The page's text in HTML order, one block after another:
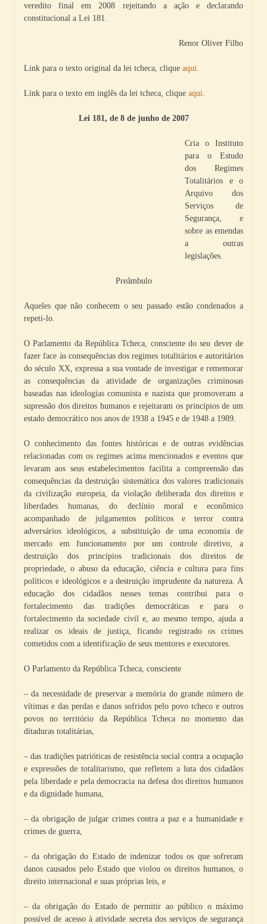
veredito final em 2008 rejeitando a ação e declarando
constitucional a Lei 181.
Renor Oliver Filho
Link para o texto original da lei tcheca, clique aqui
Link para o texto em inglês da lei tcheca, clique aqui
Lei 181, de 8 de junho de 2007
Cria o Instituto
para o Estudo
dos Regimes
Totalitários e o
Arquivo dos
Serviços de
Segurança, e
sobre as emendas
a outras
legislações.
Preâmbulo
Aqueles que não conhecem o seu passado estão condenados a
repeti-lo.
O Parlamento da República Tcheca, consciente do seu dever de
fazer face às consequências dos regimes totalitários e autoritários
do século XX, expressa a sua vontade de investigar e rememorar
as consequências da atividade de organizações criminosas
baseadas nas ideologias comunista e nazista que promoveram a
supressão dos direitos humanos e rejeitaram os princípios de um
estado democrático nos anos de 1938 a 1945 e de 1948 a 1989.
O conhecimento das fontes históricas e de outras evidências
relacionadas com os regimes acima mencionados e eventos que
levaram aos seus estabelecimentos facilita a compreensão das
consequências da destruição sistemática dos valores tradicionais
da civilização europeia, da violação deliberada dos direitos e
liberdades humanas, do declínio moral e econômico
acompanhado de julgamentos políticos e terror contra
adversários ideológicos, a substituição de uma economia de
mercado em funcionamento por um controle diretivo, a
destruição dos princípios tradicionais dos direitos de
propriedade, o abuso da educação, ciência e cultura para fins
políticos e ideológicos e a destruição imprudente da natureza. A
educação dos cidadãos nesses temas contribui para o
fortalecimento das tradições democráticas e para o
fortalecimento da sociedade civil e, ao mesmo tempo, ajuda a
realizar os ideais de justiça, ficando registrado os crimes
cometidos com a identificação de seus mentores e executores.
O Parlamento da República Tcheca, consciente
– da necessidade de preservar a memória do grande número de
vítimas e das perdas e danos sofridos pelo povo tcheco e outros
povos no território da República Tcheca no momento das
ditaduras totalitárias,
– das tradições patrióticas de resistência social contra a ocupação
e expressões de totalitarismo, que refletem a luta dos cidadãos
pela liberdade e pela democracia na defesa dos direitos humanos
e da dignidade humana,
– da obrigação de julgar crimes contra a paz e a humanidade e
crimes de guerra,
– da obrigação do Estado de indenizar todos os que sofreram
danos causados pelo Estado que violou os direitos humanos, o
direito internacional e suas próprias leis, e
– da obrigação do Estado de permitir ao público o máximo
possível de acesso à atividade secreta dos serviços de segurança